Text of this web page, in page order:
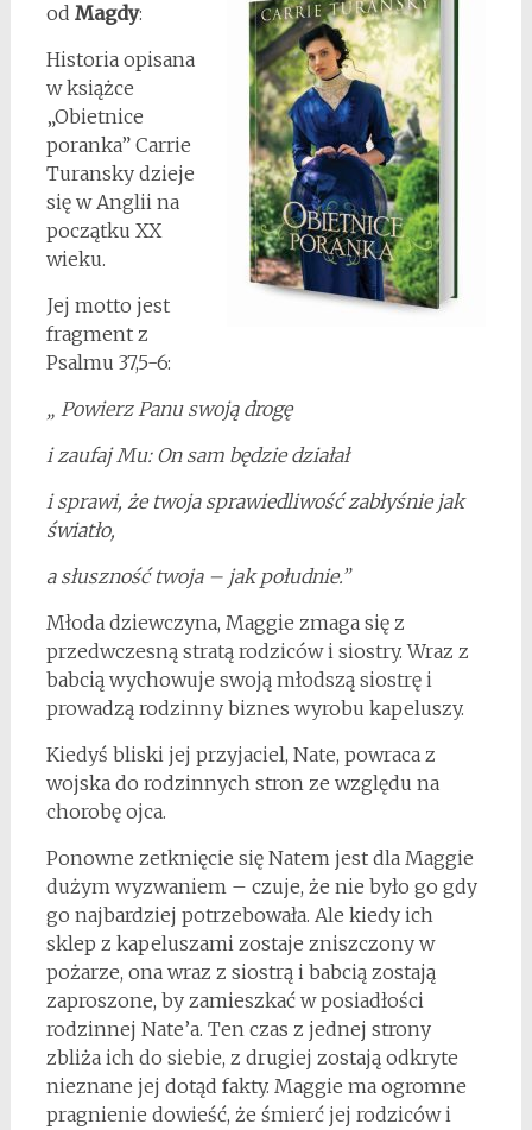
od Magdy:
Historia opisana
w książce
„Obietnice
poranka” Carrie
Turansky dzieje
się w Anglii na
początku XX
wieku.
Jej motto jest
fragment z
Psalmu 37,5-6:
„ Powierz Panu swoją drogę
i zaufaj Mu: On sam będzie działał
i sprawi, że twoja sprawiedliwość zabłyśnie jak
światło,
a słuszność twoja – jak południe.”
Młoda dziewczyna, Maggie zmaga się z
przedwczesną stratą rodziców i siostry. Wraz z
babcią wychowuje swoją młodszą siostrę i
prowadzą rodzinny biznes wyrobu kapeluszy.
Kiedyś bliski jej przyjaciel, Nate, powraca z
wojska do rodzinnych stron ze względu na
chorobę ojca.
Ponowne zetknięcie się Natem jest dla Maggie
dużym wyzwaniem – czuje, że nie było go gdy
go najbardziej potrzebowała. Ale kiedy ich
sklep z kapeluszami zostaje zniszczony w
pożarze, ona wraz z siostrą i babcią zostają
zaproszone, by zamieszkać w posiadłości
rodzinnej Nate’a. Ten czas z jednej strony
zbliża ich do siebie, z drugiej zostają odkryte
nieznane jej dotąd fakty. Maggie ma ogromne
pragnienie dowieść, że śmierć jej rodziców i